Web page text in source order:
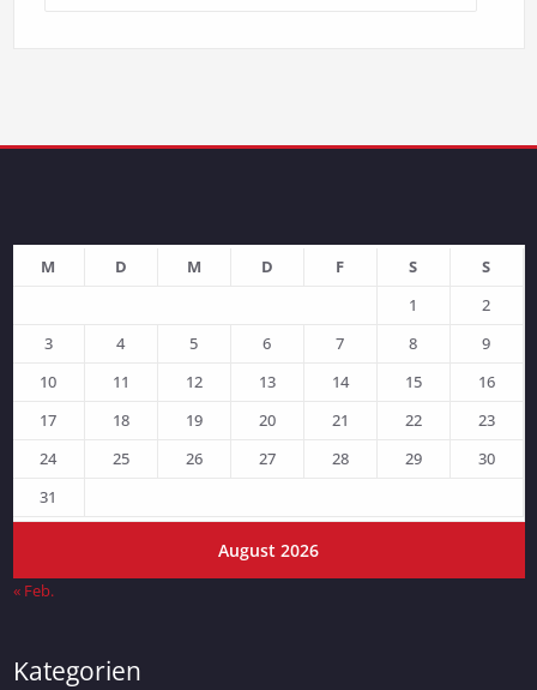
August 2026
M D M D F S
S
1
2
3
4 5 6 7 8
9
10
11 12 13 14 15
16
17
18 19 20 21 22
23
24
25 26 27 28 29
30
31
« Feb.
Kategorien